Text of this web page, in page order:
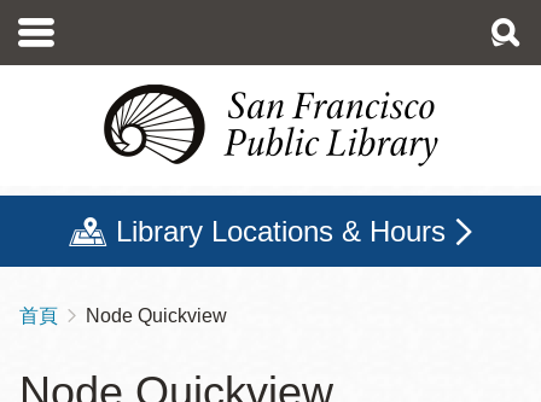
至
Library Locations & Hours
導
首頁 Node Quickview
Node Quickview